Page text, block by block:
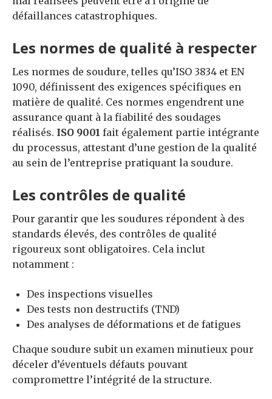
défaillances catastrophiques.
Les normes de qualité à respecter
Les normes de soudure, telles qu’ISO 3834 et EN
1090, définissent des exigences spécifiques en
matière de qualité. Ces normes engendrent une
assurance quant à la fiabilité des soudages
réalisés. ISO 9001 fait également partie intégrante
du processus, attestant d’une gestion de la qualité
au sein de l’entreprise pratiquant la soudure.
Les contrôles de qualité
Pour garantir que les soudures répondent à des
standards élevés, des contrôles de qualité
rigoureux sont obligatoires. Cela inclut
notamment :
Des inspections visuelles
Des tests non destructifs (TND)
Des analyses de déformations et de fatigues
Chaque soudure subit un examen minutieux pour
déceler d’éventuels défauts pouvant
compromettre l’intégrité de la structure.